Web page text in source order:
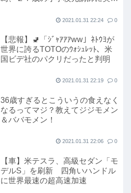
2021.01.31 22:24 0
【悲報】🚽「ｼﾞｬｱｱｱww」ﾈﾄｳﾖが
世界に誇るTOTOのｳｫｼｭﾚｯﾄ、米
国ビデ社のパクリだったと判明
2021.01.31 22:19 0
36歳すぎるとこういうの食えなく
なるってマジ？教えてジジモメン
＆ババモメン！
2021.01.31 22:06 0
【車】米テスラ、高級セダン「モ
デルS」を刷新 四角いハンドル
に世界最速の超高速加速